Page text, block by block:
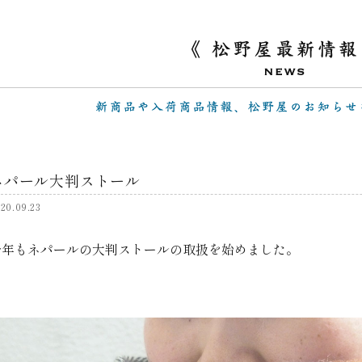
ール大判ストール
もネパールの大判ストールの取扱を始めました。